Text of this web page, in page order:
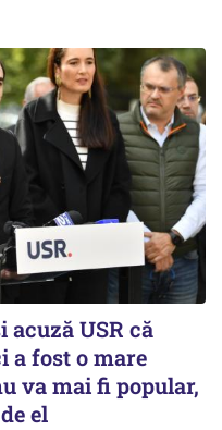
USR că
a fost o mare
va mai fi popular,
el